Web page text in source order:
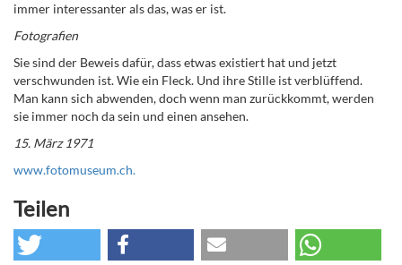
immer interessanter als das, was er ist.
Fotografien
Sie sind der Beweis dafür, dass etwas existiert hat und jetzt
verschwunden ist. Wie ein Fleck. Und ihre Stille ist verblüffend.
Man kann sich abwenden, doch wenn man zurückkommt, werden
sie immer noch da sein und einen ansehen.
15. März 1971
www.fotomuseum.ch.
Teilen